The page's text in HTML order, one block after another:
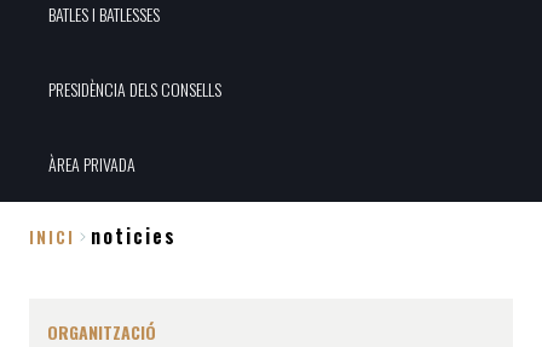
BATLES I BATLESSES
PRESIDÈNCIA DELS CONSELLS
ÀREA PRIVADA
INICI noticies
ORGANITZACIÓ